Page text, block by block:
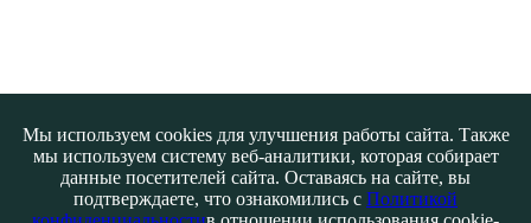
Мы используем cookies для улучшения работы сайта. Также
мы используем систему веб-аналитики, которая собирает
данные посетителей сайта. Оставаясь на сайте, вы
подтверждаете, что ознакомились с Политикой